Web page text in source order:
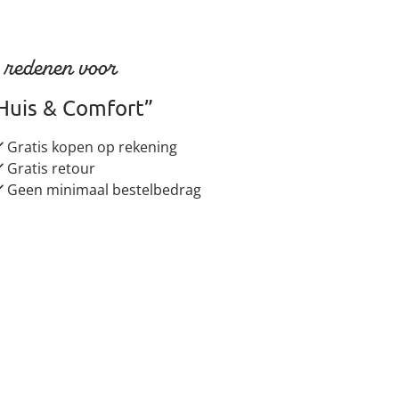
voor
& Comfort”
Gratis kopen op rekening
Gratis retour
Geen minimaal bestelbedrag